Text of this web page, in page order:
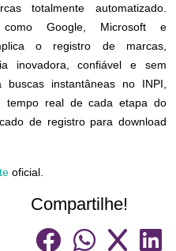
totalmente automatizado.
como Google, Microsoft e
o registro de marcas,
inovadora, confiável e sem
buscas instantâneas no INPI,
tempo real de cada etapa do
de registro para download
oficial.
Compartilhe!